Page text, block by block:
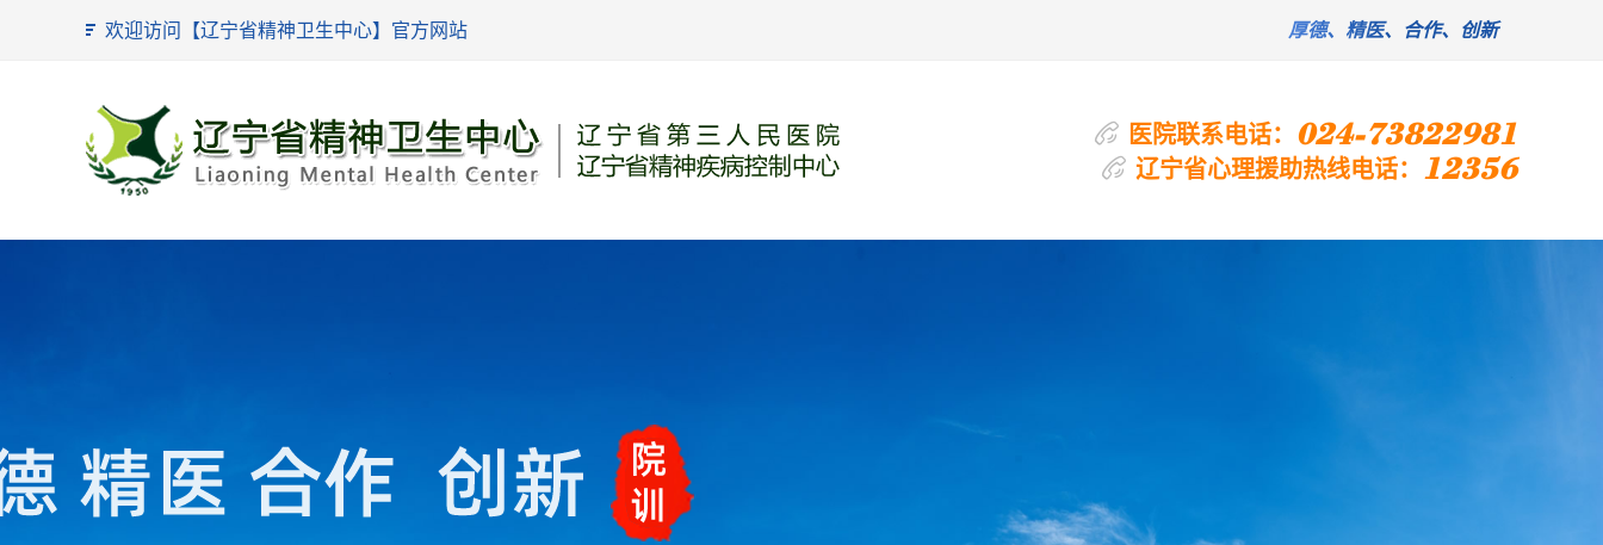
欢迎访问【辽宁省精神卫生中心】官方网站 厚德、精医、合作、创新
医院联系电话： 024-73822981
辽宁省心理援助热线电话： 12356